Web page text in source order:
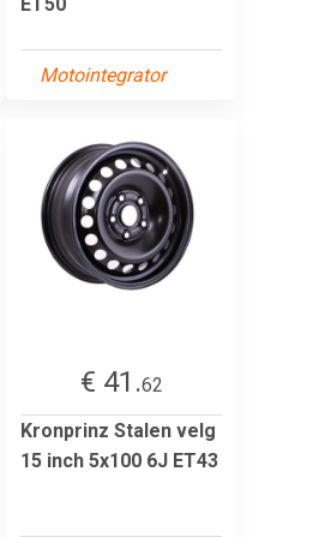
Motointegrator
€ 41.62
Kronprinz Stalen velg
15 inch 5x100 6J ET43